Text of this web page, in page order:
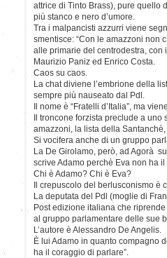
attrice di Tinto Brass), pure quello
più stanco e nero d’umore.
Tra i malpancisti azzurri viene
smentisce: “Con le amazzoni non
alle primarie del centrodestra, con
Maurizio Paniz ed Enrico Costa.
Caos su caos.
La chat diviene l’embrione della
sempre più nauseato dal Pdl.
Il nome è “Fratelli d’Italia”, ma
Il troncone forzista preclude a
amazzoni, la lista della
Si vocifera anche di un gruppo
La De Girolamo, però, ad Agorà
scrive Adamo perchè Eva non ha
Chi è Adamo? Chi è Eva?
Il crepuscolo del berlusconismo è
La deputata del Pdl (moglie di
Post edizione italiana che
al gruppo parlamentare delle sue
L’autore è Alessandro De Angelis.
È lui Adamo in quanto compagno
ha il coraggio di parlare”.